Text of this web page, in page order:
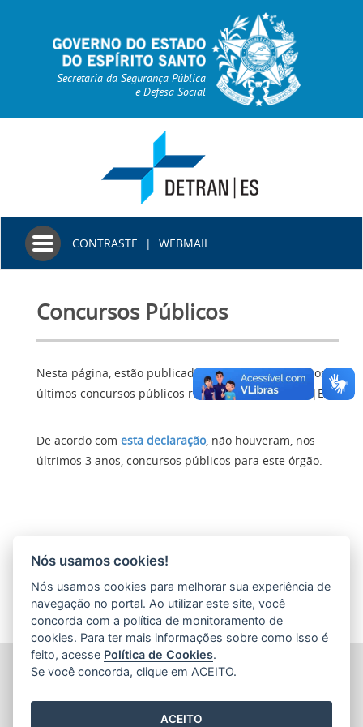
Secretaria da Segurança Pública
e Defesa Social
Toggle
navigation
CONTRASTE | WEBMAIL
Concursos Públicos
Nesta página, estão publicadas informações sobre os
últimos concursos públicos realizados pelo Detran|ES.
De acordo com esta declaração, não houveram, nos
últrimos 3 anos, concursos públicos para este órgão.
DEPARTAMENTO ESTADUAL DE TRÂNSITO DO ESPÍRITO
Av. Fernando Ferrari, 1080, Edifício América Centro
Empresarial, Torre Sul - Mata da Praia
Nós usamos cookies!
Nós usamos cookies para melhorar sua experiência de
navegação no portal. Ao utilizar este site, você
concorda com a política de monitoramento de
cookies. Para ter mais informações sobre como isso é
feito, acesse Política de Cookies.
Se você concorda, clique em ACEITO.
ACEITO